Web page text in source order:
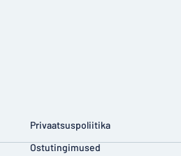
Privaatsuspoliitika
Ostutingimused